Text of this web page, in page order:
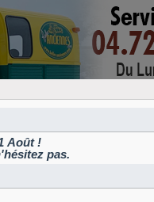
Août !
pas.